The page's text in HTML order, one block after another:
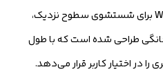
کارشناسان فروش درباره «لانس کارواش کوتاه مدل WXA05» با شما تماس
مشاوره رایگان
مدل WXA05 برای شستشوی سطوح نزدیک،
طراحی شده است که با طول
را در اختیار کاربر قرار می‌دهد.